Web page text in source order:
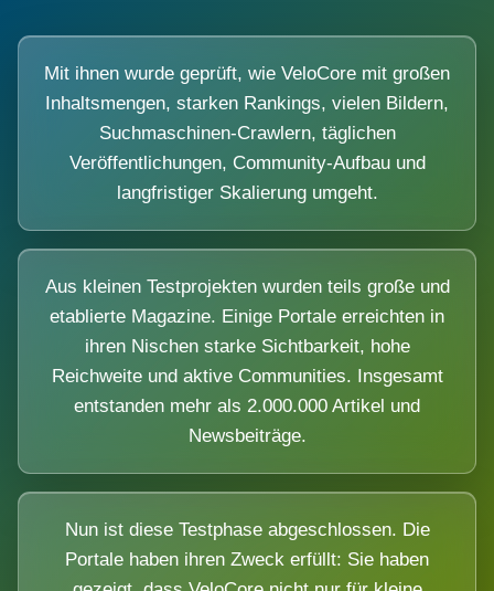
Mit ihnen wurde geprüft, wie VeloCore mit großen
Inhaltsmengen, starken Rankings, vielen Bildern,
Suchmaschinen-Crawlern, täglichen
Veröffentlichungen, Community-Aufbau und
langfristiger Skalierung umgeht.
Aus kleinen Testprojekten wurden teils große und
etablierte Magazine. Einige Portale erreichten in
ihren Nischen starke Sichtbarkeit, hohe
Reichweite und aktive Communities. Insgesamt
entstanden mehr als 2.000.000 Artikel und
Newsbeiträge.
Nun ist diese Testphase abgeschlossen. Die
Portale haben ihren Zweck erfüllt: Sie haben